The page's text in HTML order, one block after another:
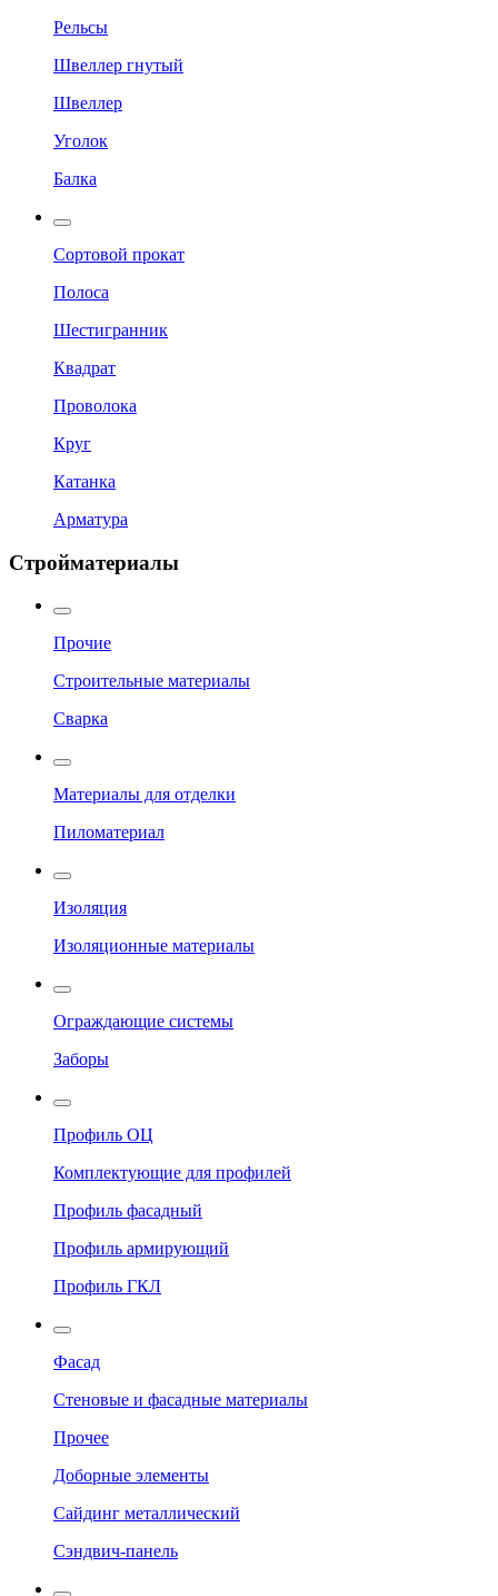
Рельсы
Швеллер гнутый
Швеллер
Уголок
Балка
Сортовой прокат
Полоса
Шестигранник
Квадрат
Проволока
Круг
Катанка
Арматура
Стройматериалы
Прочие
Строительные материалы
Сварка
Материалы для отделки
Пиломатериал
Изоляция
Изоляционные материалы
Ограждающие системы
Заборы
Профиль ОЦ
Комплектующие для профилей
Профиль фасадный
Профиль армирующий
Профиль ГКЛ
Фасад
Стеновые и фасадные материалы
Прочее
Доборные элементы
Сайдинг металлический
Сэндвич-панель